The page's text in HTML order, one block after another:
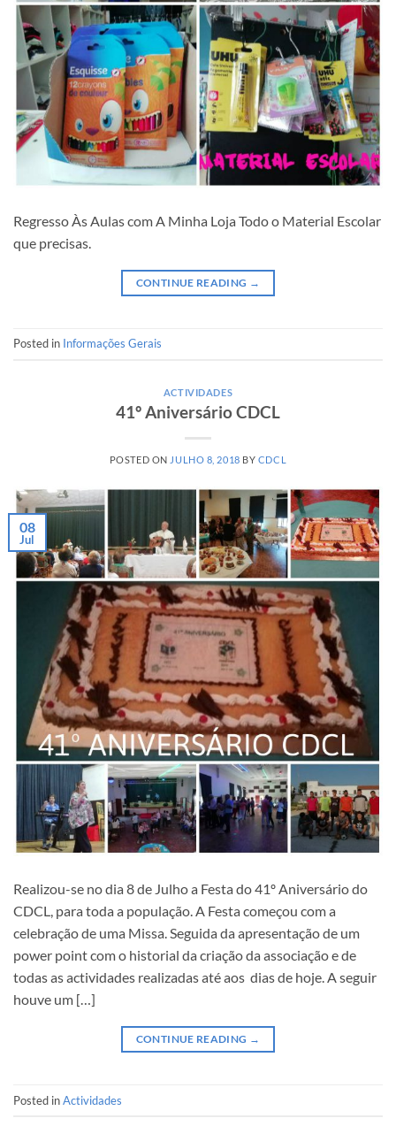
Regresso Às Aulas com A Minha Loja Todo o Material Escolar
que precisas.
CONTINUE READING →
Posted in Informações Gerais
ACTIVIDADES
41º Aniversário CDCL
POSTED ON JULHO 8, 2018 BY CDCL
08
Jul
Realizou-se no dia 8 de Julho a Festa do 41º Aniversário do
CDCL, para toda a população. A Festa começou com a
celebração de uma Missa. Seguida da apresentação de um
power point com o historial da criação da associação e de
todas as actividades realizadas até aos dias de hoje. A seguir
houve um […]
CONTINUE READING →
Posted inActividades